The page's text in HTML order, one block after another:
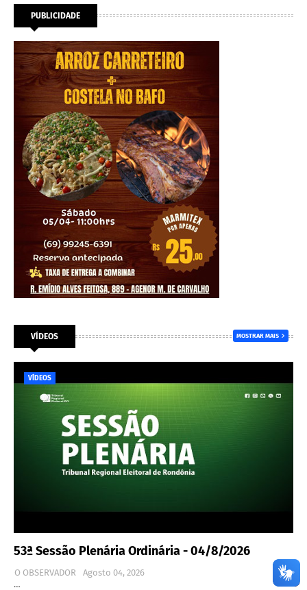
PUBLICIDADE
VÍDEOS MOSTRAR MAIS
VÍDEOS
53ª Sessão Plenária Ordinária - 04/8/2026
O OBSERVADOR
Agosto 04, 2026
…